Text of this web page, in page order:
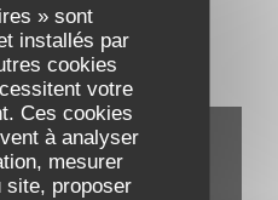
» sont
installés par
cookies
votre
Ces cookies
à analyser
mesurer
site, proposer